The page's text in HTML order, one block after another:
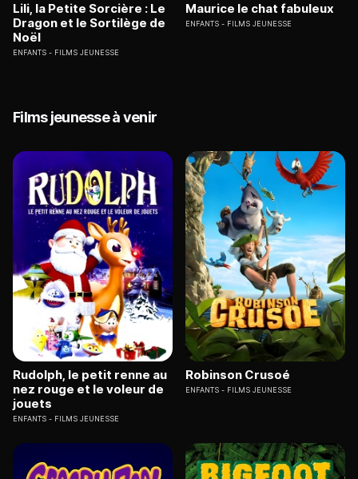
Lili, la Petite Sorcière : Le
Dragon et le Sortilège de
Noël
ENFANTS FILMS JEUNESSE
Maurice le chat fabuleux
ENFANTS FILMS JEUNESSE
Films jeunesse à venir
Rudolph, le petit renne au
nez rouge et le voleur de
jouets
ENFANTS FILMS JEUNESSE
Robinson Crusoé
ENFANTS FILMS JEUNESSE